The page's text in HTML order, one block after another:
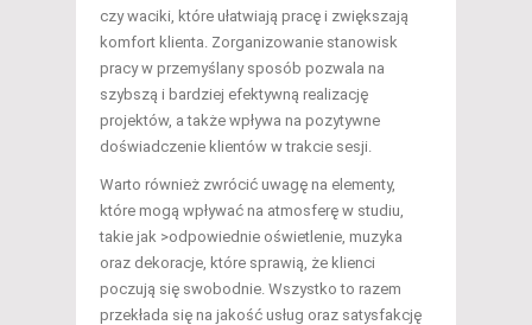
czy waciki, które ułatwiają pracę i zwiększają
komfort klienta. Zorganizowanie stanowisk
pracy w przemyślany sposób pozwala na
szybszą i bardziej efektywną realizację
projektów, a także wpływa na pozytywne
doświadczenie klientów w trakcie sesji.
Warto również zwrócić uwagę na elementy,
które mogą wpływać na atmosferę w studiu,
takie jak >odpowiednie oświetlenie, muzyka
oraz dekoracje, które sprawią, że klienci
poczują się swobodnie. Wszystko to razem
przekłada się na jakość usług oraz satysfakcję